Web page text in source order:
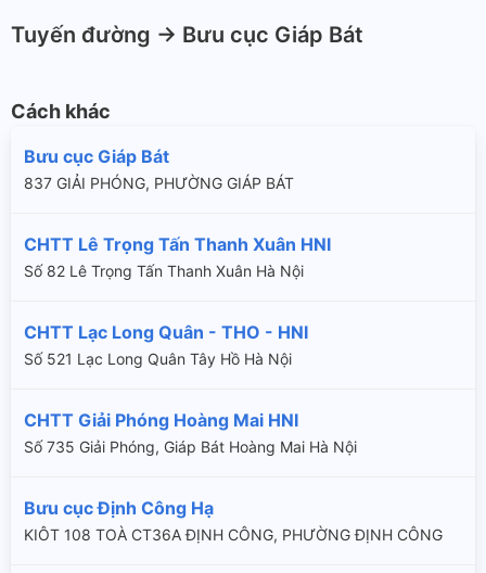
Tuyến đường -> Bưu cục Giáp Bát
Cách khác
Bưu cục Giáp Bát
837 GIẢI PHÓNG, PHƯỜNG GIÁP BÁT
CHTT Lê Trọng Tấn Thanh Xuân HNI
Số 82 Lê Trọng Tấn Thanh Xuân Hà Nội
CHTT Lạc Long Quân - THO - HNI
Số 521 Lạc Long Quân Tây Hồ Hà Nội
CHTT Giải Phóng Hoàng Mai HNI
Số 735 Giải Phóng, Giáp Bát Hoàng Mai Hà Nội
Bưu cục Định Công Hạ
KIÔT 108 TOÀ CT36A ĐỊNH CÔNG, PHƯỜNG ĐỊNH CÔNG